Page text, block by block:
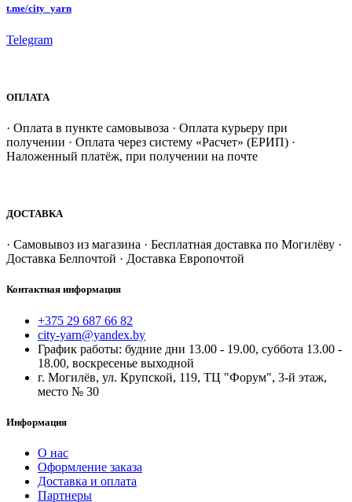
t.me/city_yarn
Telegram
ОПЛАТА
· Оплата в пункте самовывоза · Оплата курьеру при
получении · Оплата через систему «Расчет» (ЕРИП) ·
Наложенный платёж, при получении на почте
ДОСТАВКА
· Самовывоз из магазина · Бесплатная доставка по Могилёву ·
Доставка Белпочтой · Доставка Европочтой
Контактная информация
+375 29 687 66 82
city-yarn@yandex.by
График работы: будние дни 13.00 - 19.00, суббота 13.00 -
18.00, воскресенье выходной
г. Могилёв, ул. Крупской, 119, ТЦ "Форум", 3-й этаж,
место № 30
Информация
О нас
Оформление заказа
Доставка и оплата
Партнеры